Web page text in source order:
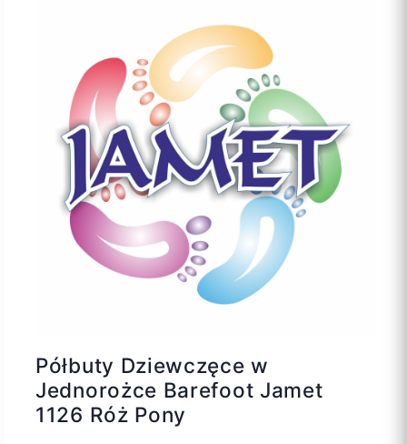
Półbuty Dziewczęce w
Jednorożce Barefoot Jamet
1126 Róż Pony